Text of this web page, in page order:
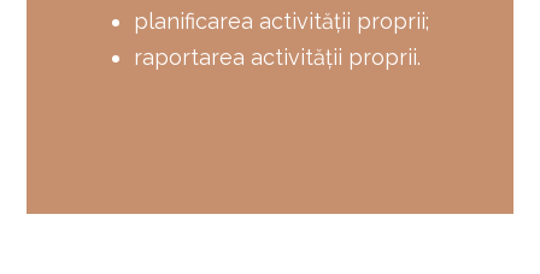
planificarea activităţii proprii;
raportarea activităţii proprii.